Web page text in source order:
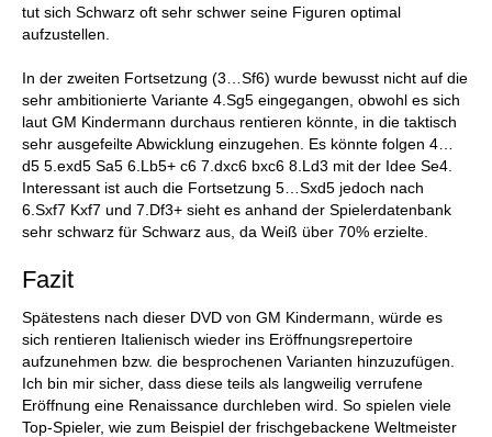
tut sich Schwarz oft sehr schwer seine Figuren optimal
aufzustellen.
In der zweiten Fortsetzung (3…Sf6) wurde bewusst nicht auf die
sehr ambitionierte Variante 4.Sg5 eingegangen, obwohl es sich
laut GM Kindermann durchaus rentieren könnte, in die taktisch
sehr ausgefeilte Abwicklung einzugehen. Es könnte folgen 4…
d5 5.exd5 Sa5 6.Lb5+ c6 7.dxc6 bxc6 8.Ld3 mit der Idee Se4.
Interessant ist auch die Fortsetzung 5…Sxd5 jedoch nach
6.Sxf7 Kxf7 und 7.Df3+ sieht es anhand der Spielerdatenbank
sehr schwarz für Schwarz aus, da Weiß über 70% erzielte.
Fazit
Spätestens nach dieser DVD von GM Kindermann, würde es
sich rentieren Italienisch wieder ins Eröffnungsrepertoire
aufzunehmen bzw. die besprochenen Varianten hinzuzufügen.
Ich bin mir sicher, dass diese teils als langweilig verrufene
Eröffnung eine Renaissance durchleben wird. So spielen viele
Top-Spieler, wie zum Beispiel der frischgebackene Weltmeister